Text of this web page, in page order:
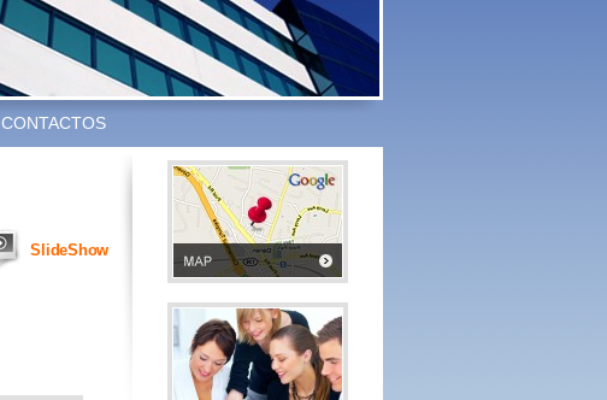
CONTACTOS
SlideShow